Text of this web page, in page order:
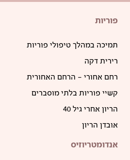
פוריות
תמיכה במהלך טיפולי פוריות
רירית דקה
רחם אחורי – הרחם האחורית
קשיי פוריות בלתי מוסברים
הריון אחרי גיל 40
אובדן הריון
אנדומטריוזיס